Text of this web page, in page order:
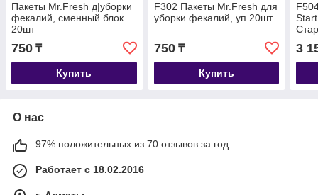
Пакеты Mr.Fresh д|уборки
фекалий, сменный блок
20шт
750 ₸
Купить
F302 Пакеты Mr.Fresh для
уборки фекалий, уп.20шт
750₸
Купить
3
О нас
97% положительных из 70 отзывов за год
Работает с 18.02.2016